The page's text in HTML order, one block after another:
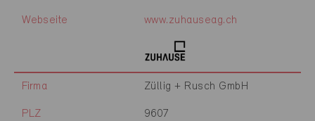
Webseite www.zuhauseag.ch
Firma Züllig + Rusch GmbH
PLZ 9607